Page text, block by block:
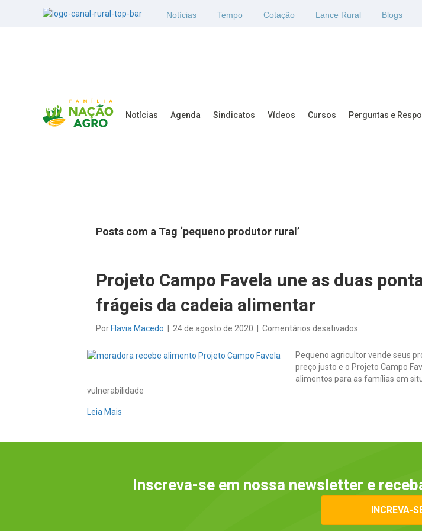
Notícias Tempo Cotação Lance Rural Blogs
Notícias Agenda Sindicatos Vídeos Cursos Perguntas e
Posts com a Tag ‘pequeno produtor rural’
Projeto Campo Favela une as duas
frágeis da cadeia alimentar
Por Flavia Macedo 24 de agosto de 2020 Comentários desativados
Campo
Favela
une
Pequeno agricultor vende seus
preço justo e o Projeto Campo
alimentos para as famílias em
vulnerabilidade
Leia Mais
Inscreva-se em nossa newsletter e
INCREVA-